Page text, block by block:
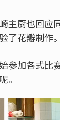
主厨也回应
了花瓣制作
参加各式比
。